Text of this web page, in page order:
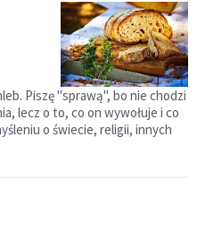
Piszę "sprawą", bo nie chodzi
lecz o to, co on wywołuje i co
o świecie, religii, innych